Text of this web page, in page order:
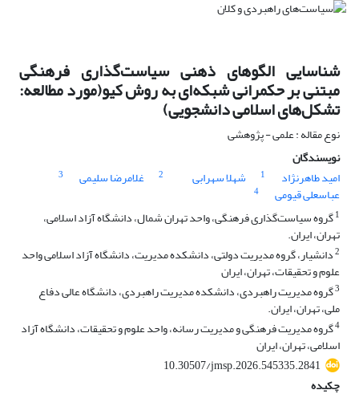
شناسایی الگوهای ذهنی سیاست‌گذاری فرهنگی
مبتنی بر حکمرانی شبکه‌ای به روش کیو(مورد مطالعه:
تشکل‌های اسلامی دانشجویی)
نوع مقاله : علمی - پژوهشی
نویسندگان
امید طاهرنژاد
1 شهلا سهرابی 2 غلامرضا سلیمی 3
عباسعلی قیومی
4
1گروه سیاست‌گذاری فرهنگی، واحد تهران شمال، دانشگاه آزاد اسلامی،
تهران، ایران.
2دانشیار، گروه مدیریت دولتی، دانشکده مدیریت، دانشگاه آزاد اسلامی واحد
علوم و تحقیقات، تهران، ایران
3گروه مدیریت راهبردی، دانشکده مدیریت راهبردی، دانشگاه عالی دفاع
ملی، تهران، ایران.
4گروه مدیریت فرهنگی و مدیریت رسانه، واحد علوم و تحقیقات، دانشگاه آزاد
اسلامی، تهران، ایران
10.30507/jmsp.2026.545335.2841
چکیده